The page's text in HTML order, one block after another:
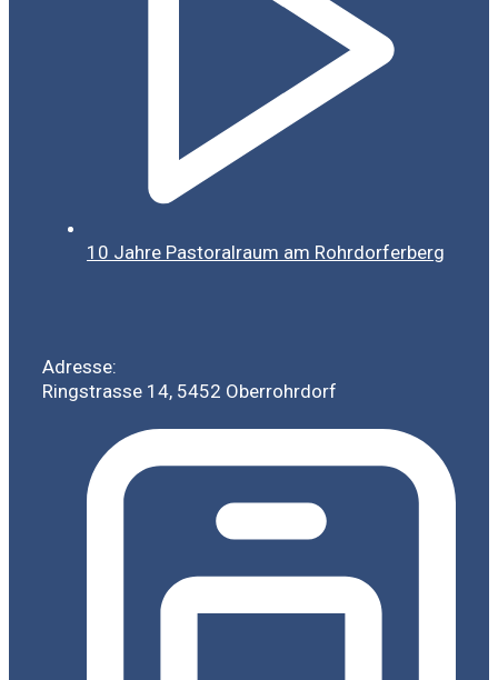
10 Jahre Pastoralraum am Rohrdorferberg
Adresse:
Ringstrasse 14, 5452 Oberrohrdorf